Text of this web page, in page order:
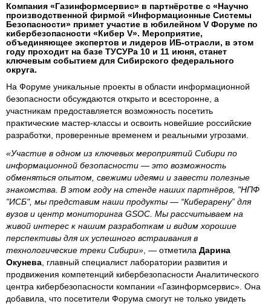
Компания «Газинформсервис» в партнёрстве с «Научно
производственной фирмой «Информационные Системы
Безопасности» примет участие в юбилейном V Форуме по
кибербезопасности «Кибер V». Мероприятие,
объединяющее экспертов и лидеров ИБ-отрасли, в этом
году проходит на базе ТУСУРа 10 и 11 июня, станет
ключевым событием для Сибирского федерального
округа.
На Форуме уникальные проекты в области информационной
безопасности обсуждаются открыто и всесторонне, а
участникам предоставляется возможность посетить
практические мастер-классы и освоить новейшие российские
разработки, проверенные временем и реальными угрозами.
«Участие в одном из ключевых мероприятий Сибири по
информационной безопасности — это возможность
обменяться опытом, свежими идеями и завести полезные
знакомства. В этом году на стенде наших партнёров, "НПФ
"ИСБ", мы представим наши продукты — “Киберарену” для
вузов и центр мониторинга GSOC. Мы рассчитываем на
живой интерес к нашим разработкам и видим хорошие
перспективы для их успешного встраивания в
технологические треки Сибири» , — отметила Дарина
Окунева , главный специалист лаборатории развития и
продвижения компетенций кибербезопасности Аналитического
центра кибербезопасности компании «Газинформсервис». Она
добавила, что посетители Форума смогут не только увидеть